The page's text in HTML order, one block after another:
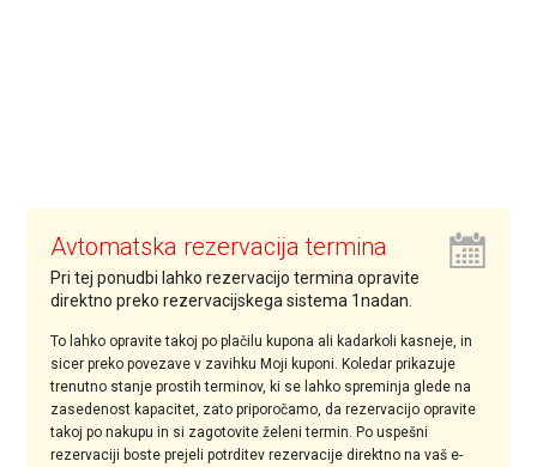
Avtomatska rezervacija termina
Pri tej ponudbi lahko rezervacijo termina opravite
direktno preko rezervacijskega sistema 1nadan.
To lahko opravite takoj po plačilu kupona ali kadarkoli kasneje, in
sicer preko povezave v zavihku Moji kuponi. Koledar prikazuje
trenutno stanje prostih terminov, ki se lahko spreminja glede na
zasedenost kapacitet, zato priporočamo, da rezervacijo opravite
takoj po nakupu in si zagotovite želeni termin. Po uspešni
rezervaciji boste prejeli potrditev rezervacije direktno na vaš e-